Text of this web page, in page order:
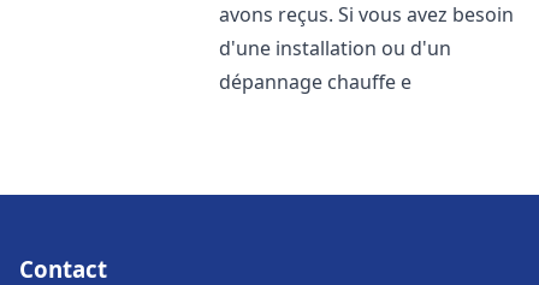
avons reçus. Si vous avez besoin
d'une installation ou d'un
dépannage chauffe e
Contact